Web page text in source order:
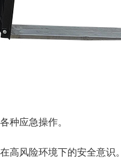
种应急操作。
高风险环境下的安全意识。